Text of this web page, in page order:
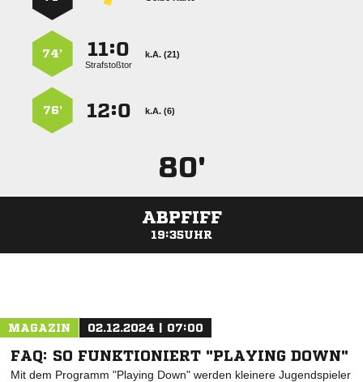
k.A. (21)
:
Strafstoßtor
74’
k.A. (6)
:
76’
80'
ABPFIFF
19:35UHR
MAGAZIN 02.12.2024 | 07:00
FAQ: SO FUNKTIONIERT "PLAYING DOWN"
Mit dem Programm "Playing Down" werden kleinere Jugendspieler